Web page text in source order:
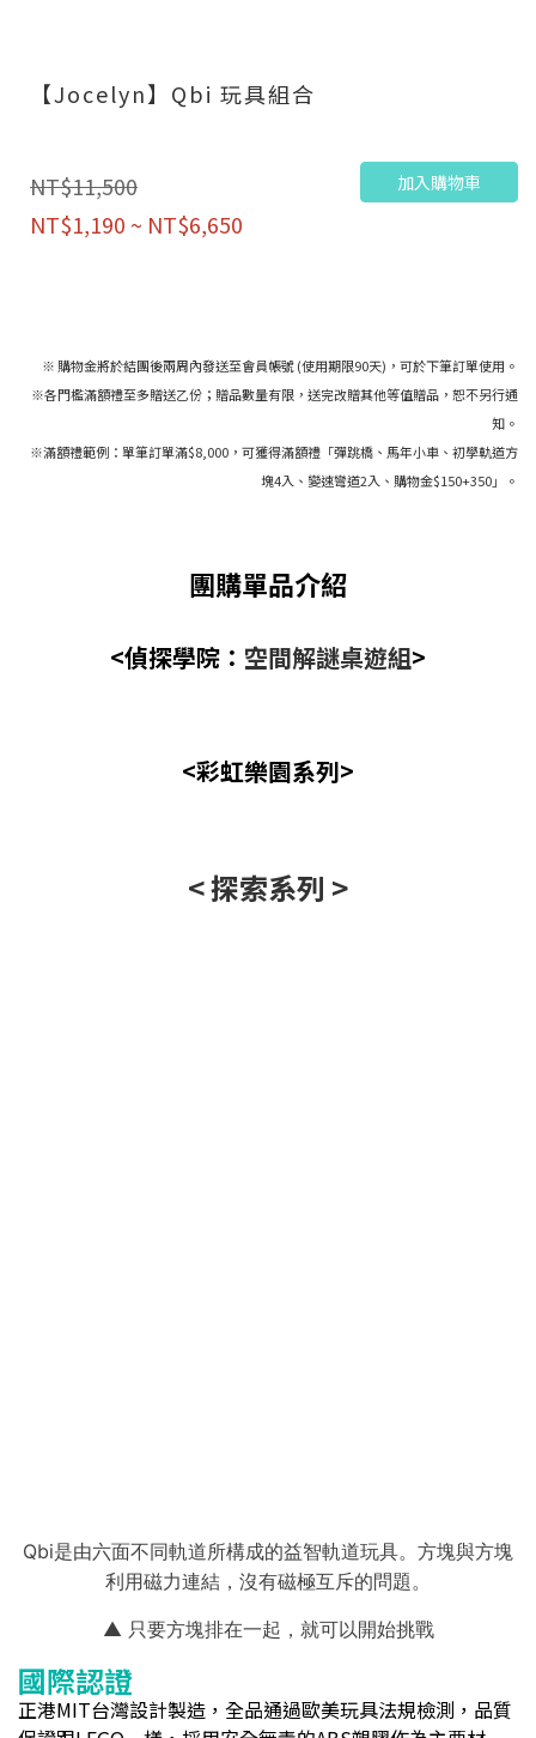
【Jocelyn】Qbi 玩具組合
NT$11,500
NT$1,190 ~ NT$6,650
加入購物車
※ 購物金將於結團後兩周內發送至會員帳號 (使用期限90天)，可於下筆訂單使用。
※各門檻滿額禮至多贈送乙份；贈品數量有限，送完改贈其他等值贈品，恕不另行通
知。
※滿額禮範例：單筆訂單滿$8,000，可獲得滿額禮「彈跳橋、馬年小車、初學軌道方
塊4入、變速彎道2入、購物金$150+350」。
團購單品介紹
<偵探學院： 空間解謎桌遊組>
<彩虹樂園系列>
< 探索系列 >
Qbi是由六面不同軌道所構成的益智軌道玩具。方塊與方塊
利用磁力連結，沒有磁極互斥的問題。
▲ 只要方塊排在一起，就可以開始挑戰
國際認證
正港MIT台灣設計製造，全品通過歐美玩具法規檢測，品質